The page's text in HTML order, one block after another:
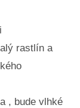
rastlín a
, bude vlhké